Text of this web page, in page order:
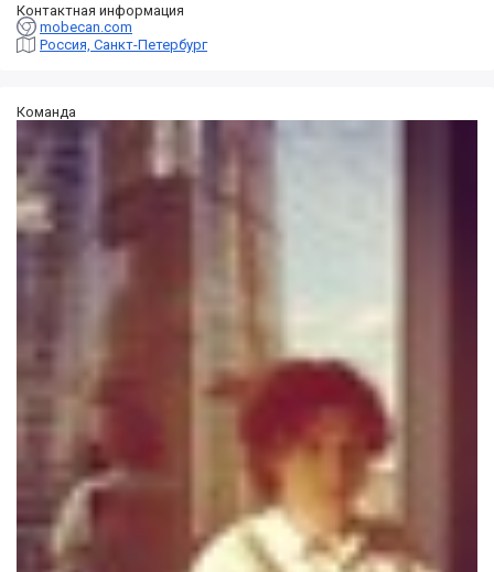
Контактная информация
mobecan.com
Россия, Санкт-Петербург
Команда